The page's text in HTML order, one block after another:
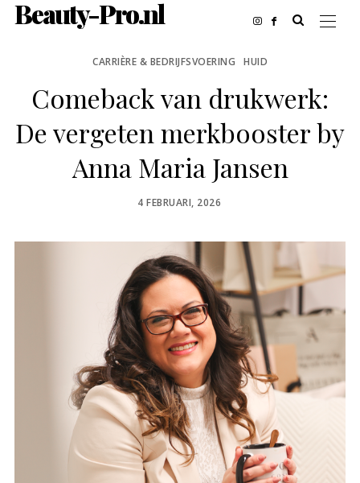
Beauty-Pro.nl
CARRIÈRE & BEDRIJFSVOERING HUID
Comeback van drukwerk:
De vergeten merkbooster by
Anna Maria Jansen
POSTED
4 FEBRUARI, 2026